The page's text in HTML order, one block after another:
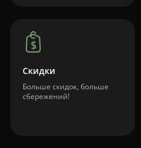
Скидки
Больше скидок, больше
сбережений!